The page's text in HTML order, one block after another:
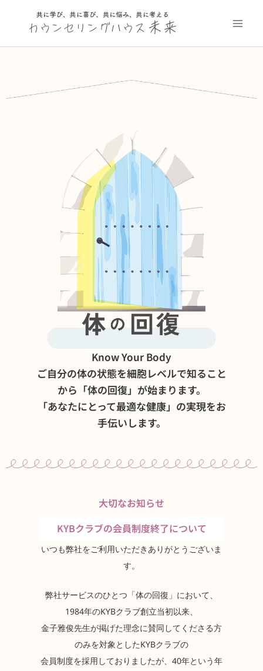
Know Your Body
ご自分の体の状態を細胞レベルで知ること
から「体の回復」が始まります。
「あなたにとって最適な健康」の実現をお
手伝いします。
大切なお知らせ
KYBクラブの会員制度終了について
いつも弊社をご利用いただきありがとうございま
す。
弊社サービスのひとつ「体の回復」において、
1984年のKYBクラブ創立当初以来、
金子雅俊先生が掲げた理念に賛同してくださる方
のみを対象としたKYBクラブの
会員制度を採用しておりましたが、40年という年